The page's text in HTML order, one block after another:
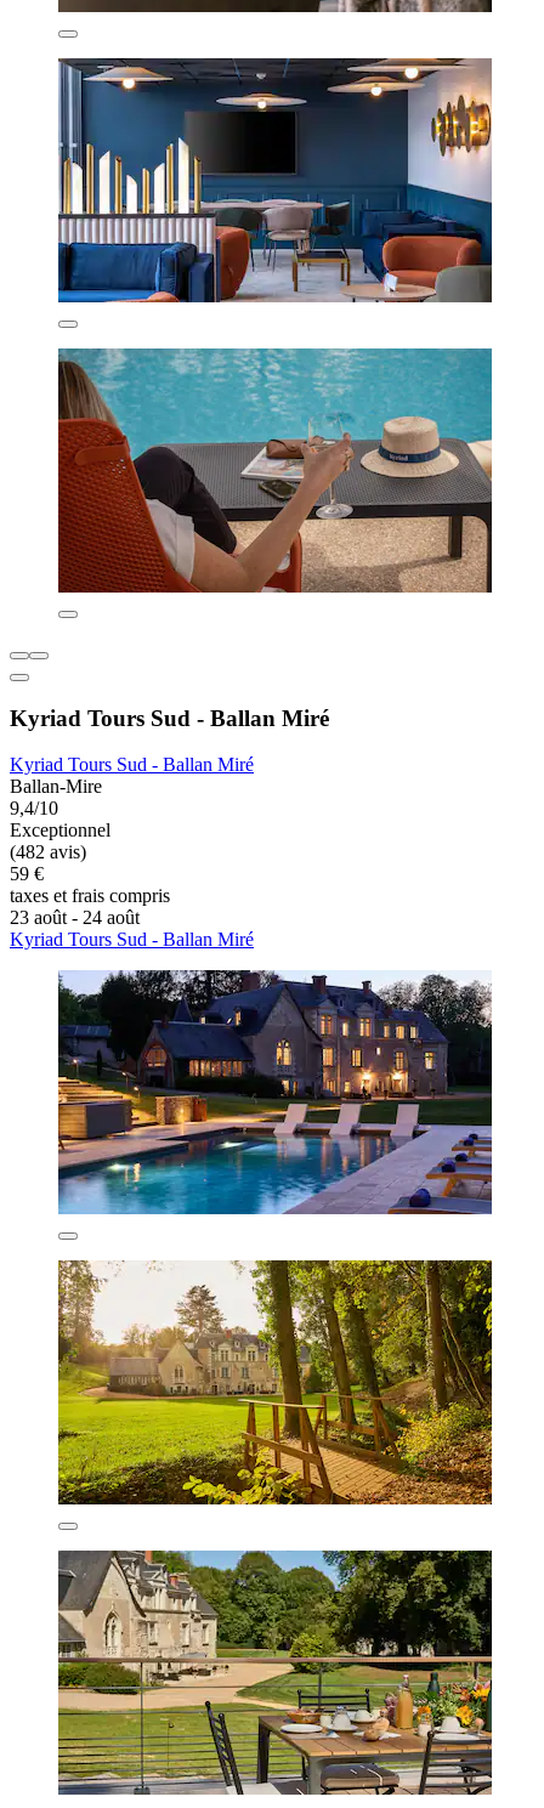
Kyriad Tours Sud - Ballan Miré
Kyriad Tours Sud - Ballan Miré
Ballan-Mire
9,4/10
Exceptionnel
(482 avis)
59 €
taxes et frais compris
23 août - 24 août
Kyriad Tours Sud - Ballan Miré